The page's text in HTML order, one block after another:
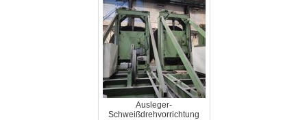
Ausleger-
Schweißdrehvorrichtung